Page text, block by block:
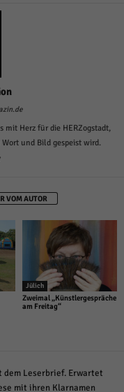
mit Herz für die HERZogstadt,
und Bild gespeist wird.
VOM AUTOR
Jülich
Zweimal „Künstlergespräche
am Freitag“
dem Leserbrief. Erwartet
mit ihren Klarnamen